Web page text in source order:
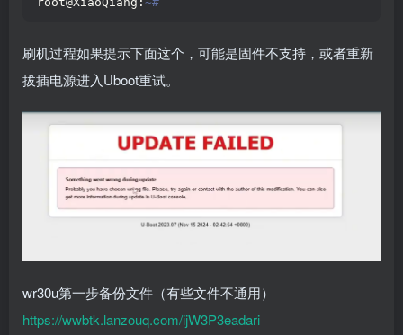
刷机过程如果提示下面这个，可能是固件不支持，或者重新
拔插电源进入Uboot重试。
wr30u第一步备份文件（有些文件不通用）
https://wwbtk.lanzouq.com/ijW3P3eadari